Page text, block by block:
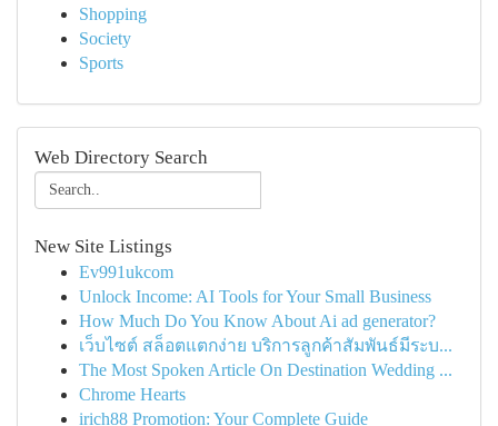
Shopping
Society
Sports
Web Directory Search
New Site Listings
Ev991ukcom
Unlock Income: AI Tools for Your Small Business
How Much Do You Know About Ai ad generator?
เว็บไซต์ สล็อตแตกง่าย บริการลูกค้าสัมพันธ์มีระบ...
The Most Spoken Article On Destination Wedding ...
Chrome Hearts
irich88 Promotion: Your Complete Guide